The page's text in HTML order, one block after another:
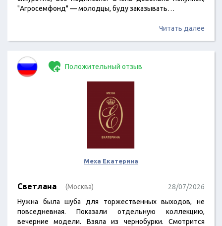
"Агросемфонд" — молодцы, буду заказывать…
Читать далее
Положительный отзыв
Меха Екатерина
Светлана (Москва)
28/07/2026
Нужна была шуба для торжественных выходов, не
повседневная. Показали отдельную коллекцию,
вечерние модели. Взяла из чернобурки. Смотрится